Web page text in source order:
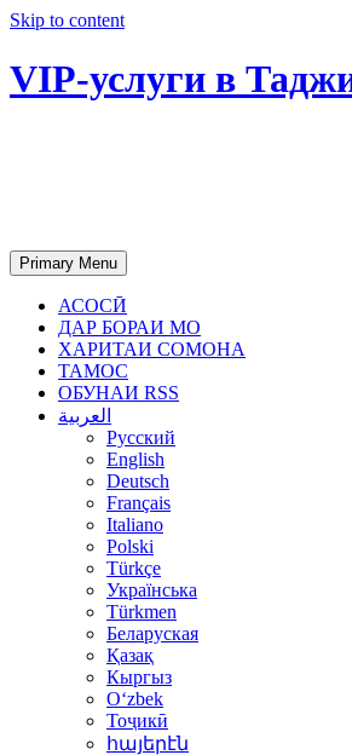
Skip to content
VIP-услуги в
Primary Menu
АСОСӢ
ДАР БОРАИ МО
ХАРИТАИ СОМОНА
ТАМОС
ОБУНАИ RSS
العربية
Русский
English
Deutsch
Français
Italiano
Polski
Türkçe
Українська
Türkmen
Беларуская
Қазақ
Кыргыз
Oʻzbek
Тоҷикӣ
հայերէն